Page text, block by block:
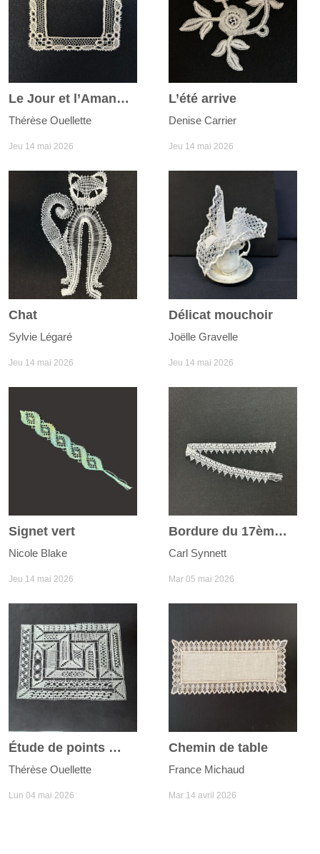
Le Jour et l’Amande
Thérèse Ouellette
Jeu 14 mai 2026
L’été arrive
Denise Carrier
Jeu 14 mai 2026
Chat
Sylvie Légaré
Jeu 14 mai 2026
Délicat mouchoir
Joëlle Gravelle
Jeu 14 mai 2026
Signet vert
Nicole Blake
Jeu 14 mai 2026
Bordure du 17ème siècle
Carl Synnett
Mar 05 mai 2026
Étude de points Milanaise
Thérèse Ouellette
Lun 04 mai 2026
Chemin de table
France Michaud
Mar 14 avril 2026